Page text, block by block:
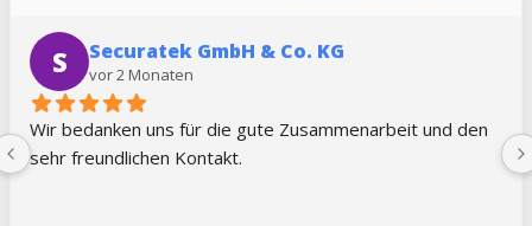
S Securatek GmbH & Co. KG
vor 2 Monaten
Wir bedanken uns für die gute Zusammenarbeit und den
sehr freundlichen Kontakt.